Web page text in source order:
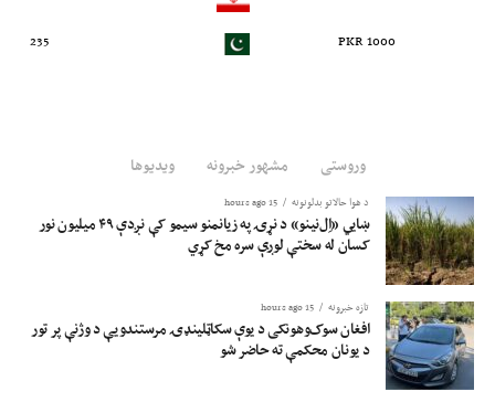
1000 PKR
235
وروستی مشهور خبرونه ویدیوها
د هوا حالاتو بدلونونه 15 hours ago
ښايي «اِل‌نینو» د نړۍ په زیانمنو سیمو کې نږدې ۴۹ میلیون نور
کسان له سختې لوږې سره مخ کړي
تازه خبرونه 15 hours ago
افغان سوک‌وهونکی د یوې سکاټلینډۍ مرستندویې د وژنې پر تور
د یونان محکمې ته حاضر شو